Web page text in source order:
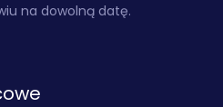
na dowolną datę.